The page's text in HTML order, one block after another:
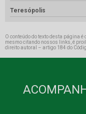
Teresópolis
O conteúdo do texto desta página é
mesmo citando nossos links, é
direito autoral – artigo 184 do